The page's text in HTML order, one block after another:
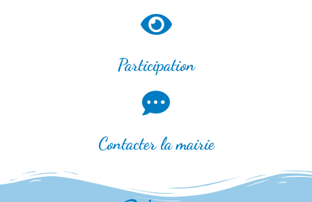
Participation
Contacter la mairie